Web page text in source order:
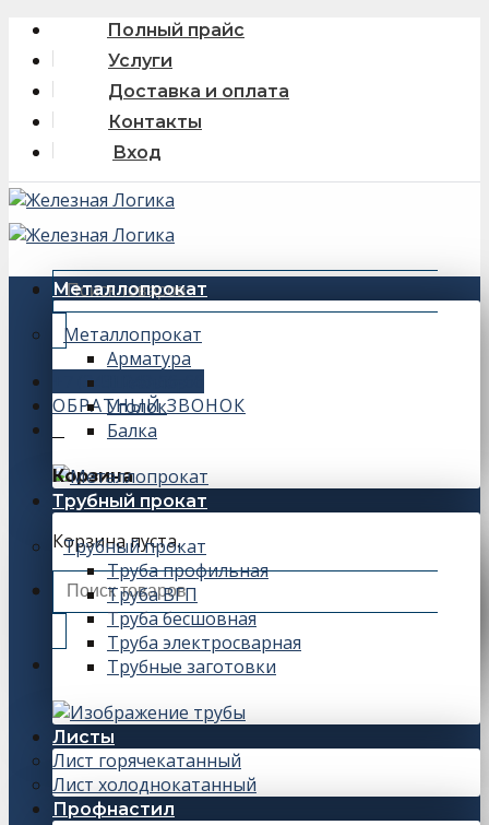
Skip
content
Полный прайс
Услуги
Доставка и оплата
Контакты
Вход
Искать:
+7 (343) 243-56-66
ОБРАТНЫЙ ЗВОНОК
Корзина
Корзина пуста.
Искать:
Металлопрокат
Металлопрокат
Арматура
Уголок
Балка
Трубный прокат
Трубный прокат
Труба профильная
Труба ВГП
Труба бесшовная
Труба электросварная
Трубные заготовки
Листы
Лист горячекатанный
Лист холоднокатанный
Профнастил